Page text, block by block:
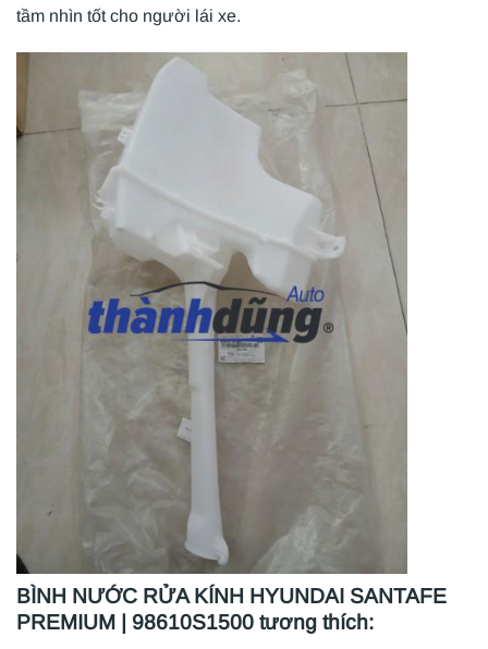
tầm nhìn tốt cho người lái xe.
BÌNH NƯỚC RỬA KÍNH HYUNDAI SANTAFE
PREMIUM | 98610S1500 tương thích: